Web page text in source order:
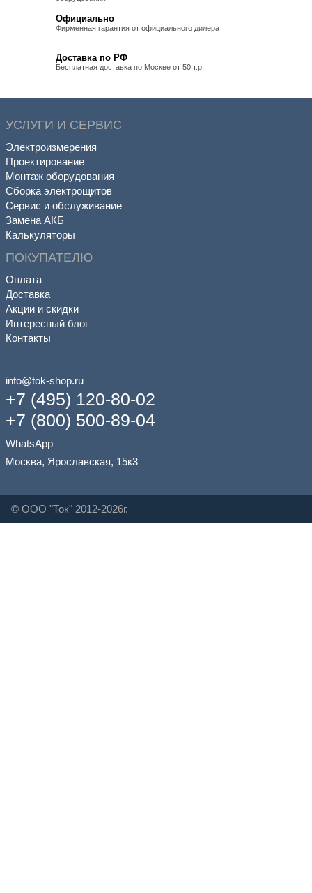
Официально
Фирменная гарантия от официального дилера
Доставка по РФ
Бесплатная доставка по Москве от 50 т.р.
УСЛУГИ И СЕРВИС
Электроизмерения
Проектирование
Монтаж оборудования
Сборка электрощитов
Сервис и обслуживание
Замена АКБ
Калькуляторы
ПОКУПАТЕЛЮ
Оплата
Доставка
Акции и скидки
Интересный блог
Контакты
info@tok-shop.ru
+7 (495) 120-80-02
+7 (800) 500-89-04
WhatsApp
Москва, Ярославская, 15к3
© ООО "Ток" 2012-2026г.